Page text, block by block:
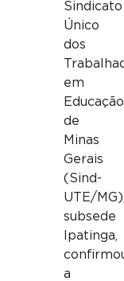
Sindicato
Único
dos
em
Educação
de
Minas
Gerais
(Sind-
UTE/
subsede
Ipatinga,
a